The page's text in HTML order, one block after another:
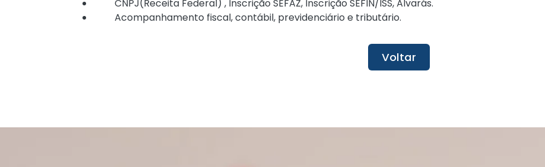
CNPJ(Receita Federal) , Inscrição SEFAZ, Inscrição SEFIN/ISS, Alvarás.
Acompanhamento fiscal, contábil, previdenciário e tributário.
Voltar